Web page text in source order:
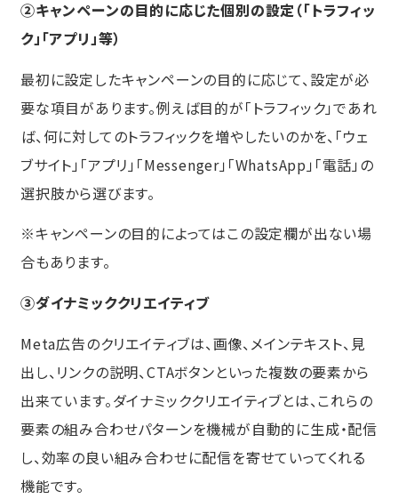
②キャンペーンの目的に応じた個別の設定（「トラフィッ
ク」「アプリ」等）
最初に設定したキャンペーンの目的に応じて、設定が必
要な項目があります。例えば目的が「トラフィック」であれ
ば、何に対してのトラフィックを増やしたいのかを、「ウェ
ブサイト」「アプリ」「Messenger」「WhatsApp」「電話」の
選択肢から選びます。
※キャンペーンの目的によってはこの設定欄が出ない場
合もあります。
③ダイナミッククリエイティブ
Meta広告のクリエイティブは、画像、メインテキスト、見
出し、リンクの説明、CTAボタンといった複数の要素から
出来ています。ダイナミッククリエイティブとは、これらの
要素の組み合わせパターンを機械が自動的に生成・配信
し、効率の良い組み合わせに配信を寄せていってくれる
機能です。